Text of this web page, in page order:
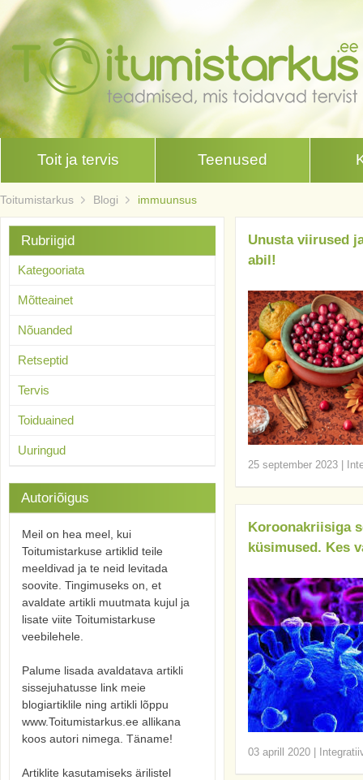
Toit ja tervis Teenused
Toitumistarkus Blogi immuunsus
Unusta viirused
abil!
25 september 2023
Koroonakriisiga
küsimused. Kes
03 aprill 2020
Rubriigid
Kategooriata
Mõtteainet
Nõuanded
Retseptid
Tervis
Toiduained
Uuringud
Autoriõigus
Meil on hea meel, kui
Toitumistarkuse artiklid teile
meeldivad ja te neid levitada
soovite. Tingimuseks on, et
avaldate artikli muutmata kujul ja
lisate viite Toitumistarkuse
veebilehele.
Palume lisada avaldatava artikli
sissejuhatusse link meie
blogiartiklile ning artikli lõppu
www.Toitumistarkus.ee allikana
koos autori nimega. Täname!
Artiklite kasutamiseks ärilistel